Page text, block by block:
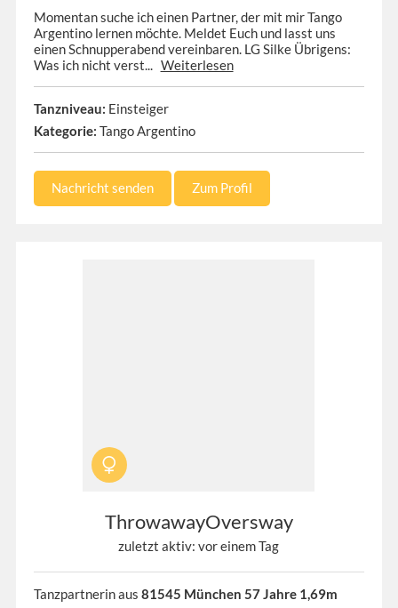
Momentan suche ich einen Partner, der mit mir Tango
Argentino lernen möchte. Meldet Euch und lasst uns
einen Schnupperabend vereinbaren. LG Silke Übrigens:
Was ich nicht verst... Weiterlesen
Tanzniveau: Einsteiger
Kategorie: Tango Argentino
Nachricht senden Zum Profil
ThrowawayOversway
zuletzt aktiv: vor einem Tag
Tanzpartnerin aus 81545 München 57 Jahre 1,69m